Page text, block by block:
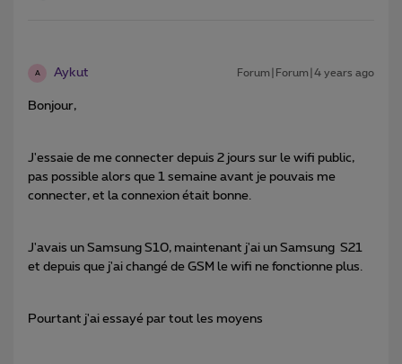
A Aykut Forum|Forum|4 years ago
Bonjour,
J'essaie de me connecter depuis 2 jours sur le wifi public,
pas possible alors que 1 semaine avant je pouvais me
connecter, et la connexion était bonne.
J'avais un Samsung S10, maintenant j'ai un Samsung S21
et depuis que j'ai changé de GSM le wifi ne fonctionne plus.
Pourtant j'ai essayé par tout les moyens